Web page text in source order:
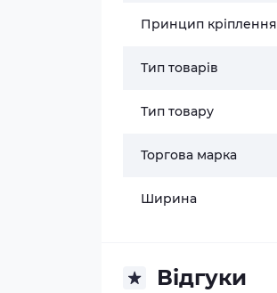
Принцип кріплення
Тип товарів
Тип товару
Торгова марка
Ширина
Відгуки